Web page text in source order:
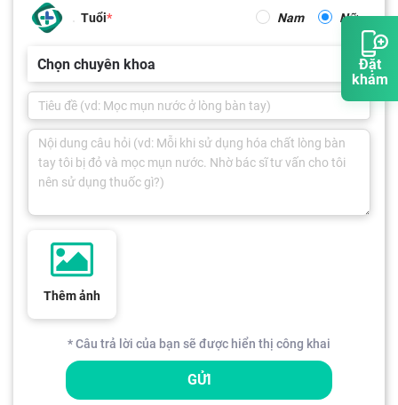
Đặt
khám
Tuổi Nam Nữ
Chọn chuyên khoa
Thêm ảnh
* Câu trả lời của bạn sẽ được hiển thị công khai
GỬI